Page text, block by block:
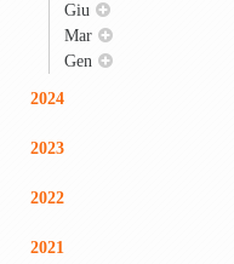
Giu
Mar
Gen
2024
2023
2022
2021